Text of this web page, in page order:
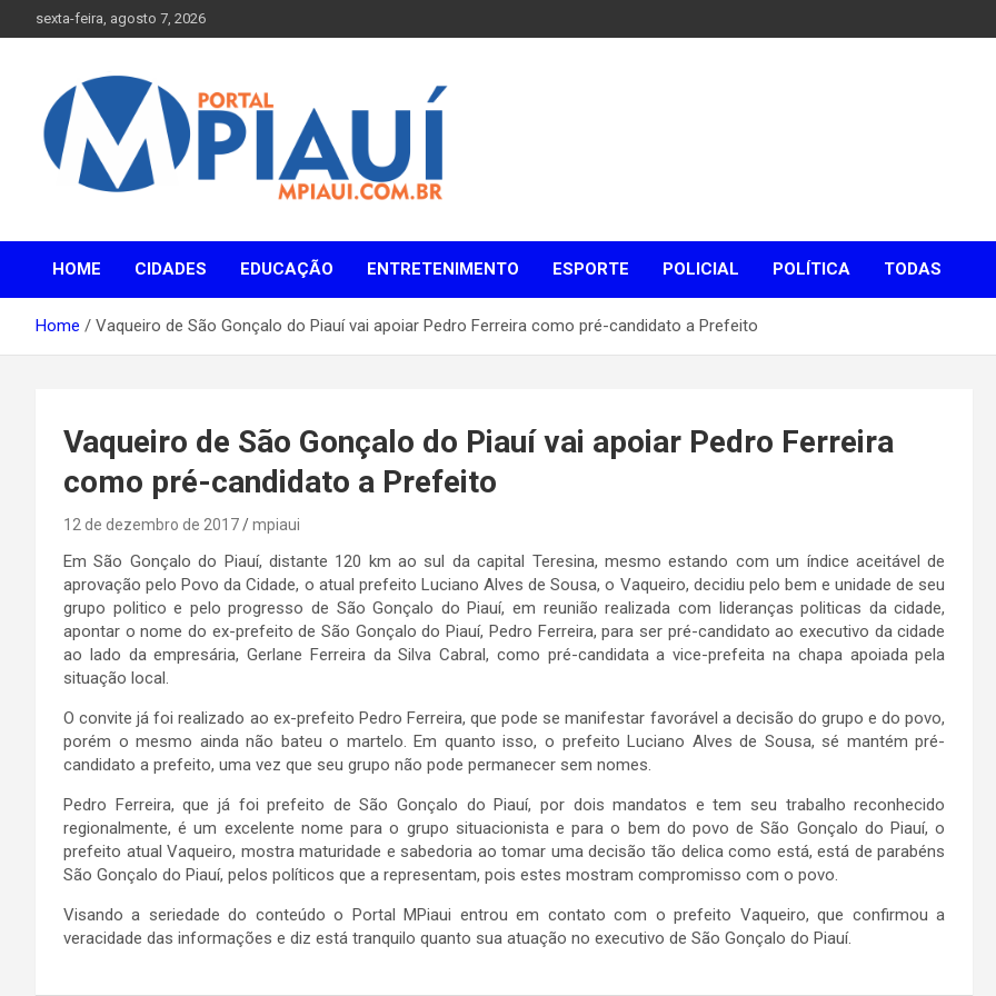
to
sexta-feira, agosto 7, 2026
Portal MPiauí
Parnaíba
HOME
CIDADES EDUCAÇÃO ENTRETENIMENTO ESPORTE POLICIAL POLÍTICA TODAS
Home Vaqueiro de São Gonçalo do Piauí vai apoiar Pedro Ferreira como pré-candidato a Prefeito
Vaqueiro de São Gonçalo do Piauí vai apoiar Pedro Ferreira
como pré-candidato a Prefeito
12 de dezembro de 2017 mpiaui
Em São Gonçalo do Piauí, distante 120 km ao sul da capital Teresina, mesmo estando com um índice aceitável de
aprovação pelo Povo da Cidade, o atual prefeito Luciano Alves de Sousa, o Vaqueiro, decidiu pelo bem e unidade de seu
grupo politico e pelo progresso de São Gonçalo do Piauí, em reunião realizada com lideranças politicas da cidade,
apontar o nome do ex-prefeito de São Gonçalo do Piauí, Pedro Ferreira, para ser pré-candidato ao executivo da cidade
ao lado da empresária, Gerlane Ferreira da Silva Cabral, como pré-candidata a vice-prefeita na chapa apoiada pela
situação local.
O convite já foi realizado ao ex-prefeito Pedro Ferreira, que pode se manifestar favorável a decisão do grupo e do povo,
porém o mesmo ainda não bateu o martelo. Em quanto isso, o prefeito Luciano Alves de Sousa, sé mantém pré-
candidato a prefeito, uma vez que seu grupo não pode permanecer sem nomes.
Pedro Ferreira, que já foi prefeito de São Gonçalo do Piauí, por dois mandatos e tem seu trabalho reconhecido
regionalmente, é um excelente nome para o grupo situacionista e para o bem do povo de São Gonçalo do Piauí, o
prefeito atual Vaqueiro, mostra maturidade e sabedoria ao tomar uma decisão tão delica como está, está de parabéns
São Gonçalo do Piauí, pelos políticos que a representam, pois estes mostram compromisso com o povo.
Visando a seriedade do conteúdo o Portal MPiaui entrou em contato com o prefeito Vaqueiro, que confirmou a
veracidade das informações e diz está tranquilo quanto sua atuação no executivo de São Gonçalo do Piauí.